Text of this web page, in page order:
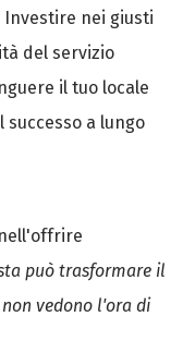
nei giusti
del servizio
il tuo locale
a lungo
può trasformare il
vedono l'ora di